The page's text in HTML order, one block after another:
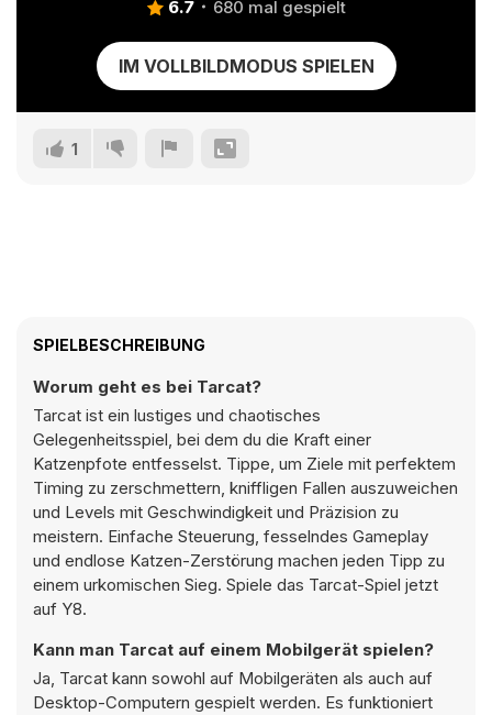
6.7 680 mal gespielt
IM VOLLBILDMODUS SPIELEN
1
SPIELBESCHREIBUNG
Worum geht es bei Tarcat?
Tarcat ist ein lustiges und chaotisches
Gelegenheitsspiel, bei dem du die Kraft einer
Katzenpfote entfesselst. Tippe, um Ziele mit perfektem
Timing zu zerschmettern, kniffligen Fallen auszuweichen
und Levels mit Geschwindigkeit und Präzision zu
meistern. Einfache Steuerung, fesselndes Gameplay
und endlose Katzen-Zerstörung machen jeden Tipp zu
einem urkomischen Sieg. Spiele das Tarcat-Spiel jetzt
auf Y8.
Kann man Tarcat auf einem Mobilgerät spielen?
Ja, Tarcat kann sowohl auf Mobilgeräten als auch auf
Desktop-Computern gespielt werden. Es funktioniert